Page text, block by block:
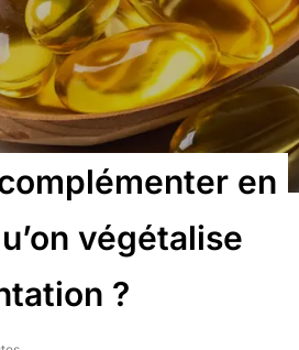
en
végétalise
?